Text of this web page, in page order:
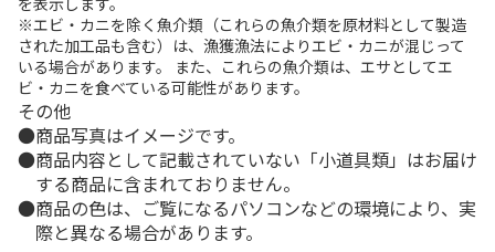
※エビ・カニを除く魚介類（これらの魚介類を原材料として製造
された加工品も含む）は、漁獲漁法によりエビ・カニが混じって
いる場合があります。 また、これらの魚介類は、エサとしてエ
ビ・カニを食べている可能性があります。
その他
商品写真はイメージです。
商品内容として記載されていない「小道具類」はお届け
する商品に含まれておりません。
商品の色は、ご覧になるパソコンなどの環境により、実
際と異なる場合があります。